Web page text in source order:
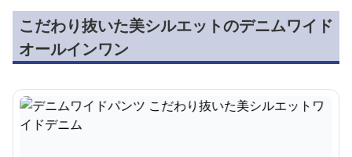
こだわり抜いた美シルエットのデニムワイド
オールインワン